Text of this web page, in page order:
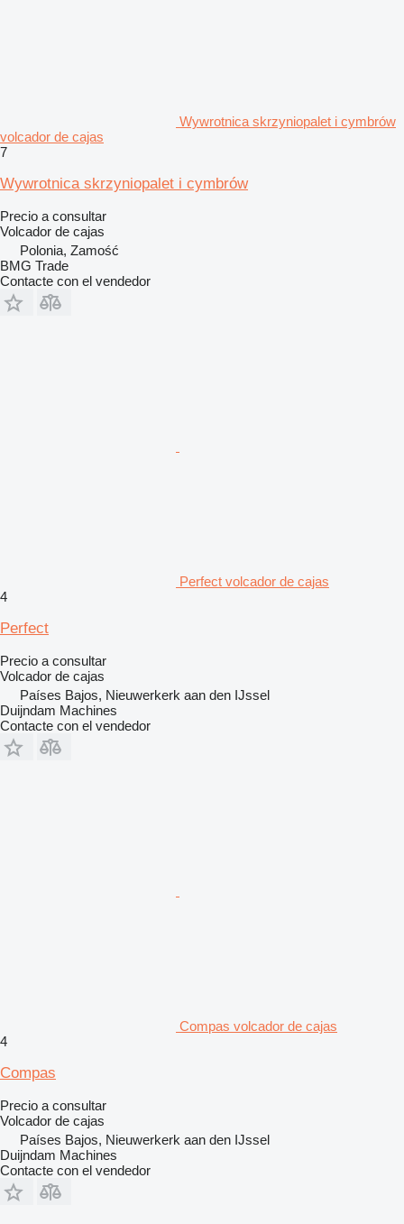
Wywrotnica skrzyniopalet i cymbrów
volcador de cajas
7
Wywrotnica skrzyniopalet i cymbrów
Precio a consultar
Volcador de cajas
Polonia, Zamość
BMG Trade
Contacte con el vendedor
Perfect volcador de cajas
4
Perfect
Precio a consultar
Volcador de cajas
Países Bajos, Nieuwerkerk aan den IJssel
Duijndam Machines
Contacte con el vendedor
Compas volcador de cajas
4
Compas
Precio a consultar
Volcador de cajas
Países Bajos, Nieuwerkerk aan den IJssel
Duijndam Machines
Contacte con el vendedor